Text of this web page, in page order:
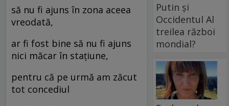
să nu fi ajuns în zona aceea
vreodată,
ar fi fost bine să nu fi ajuns
nici măcar în stațiune,
pentru că pe urmă am zăcut
tot concediul
Putin și
Occidentul Al
treilea război
mondial?